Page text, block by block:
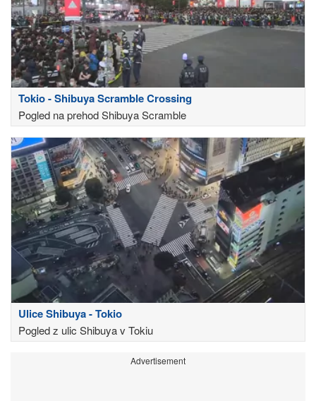
Tokio - Shibuya Scramble Crossing
Pogled na prehod Shibuya Scramble
Ulice Shibuya - Tokio
Pogled z ulic Shibuya v Tokiu
Advertisement